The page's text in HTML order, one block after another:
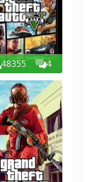
48355 4